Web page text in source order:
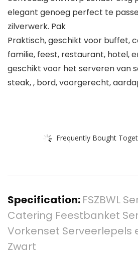
elegant genoeg perfect te
zilverwerk. Pak
Praktisch, geschikt voor buffet,
familie, feest, restaurant, hotel,
geschikt voor het serveren van
steak, , bord, voorgerecht,
Frequently Bought
Specification: FSZBWL
Catering Feestbanket
Vorkenset Serveerlepels
Zwart